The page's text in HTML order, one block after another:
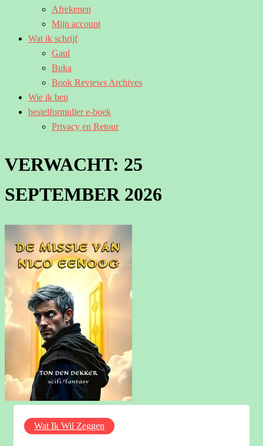
Afrekenen
Mijn account
Wat ik schrijf
Gaul
Buka
Book Reviews Archives
Wie ik ben
bestelformulier e-boek
Privacy en Retour
VERWACHT: 25
SEPTEMBER 2026
Wat Ik Wil Zeggen